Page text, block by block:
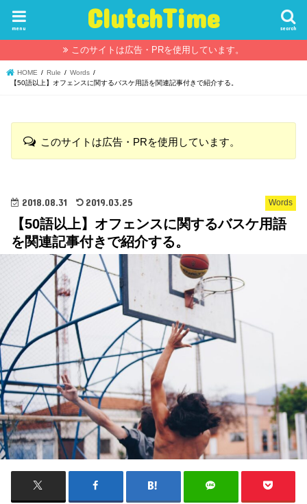
ClutchTime search
menu
このサイトは広告・PRを使用しています。
HOME Rule
Words
【50語以上】オフェンスに関するバスケ用語を関連記事付きで紹介する。
このサイトは広告・PRを使用しています。
Words
2018.08.31 2019.03.25
【50語以上】オフェンスに関するバスケ用語
を関連記事付きで紹介する。